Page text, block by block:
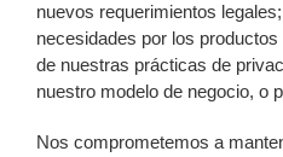
nuevos requerimientos
necesidades por los
de nuestras prácticas de
nuestro modelo de negocio, o
Nos comprometemos a